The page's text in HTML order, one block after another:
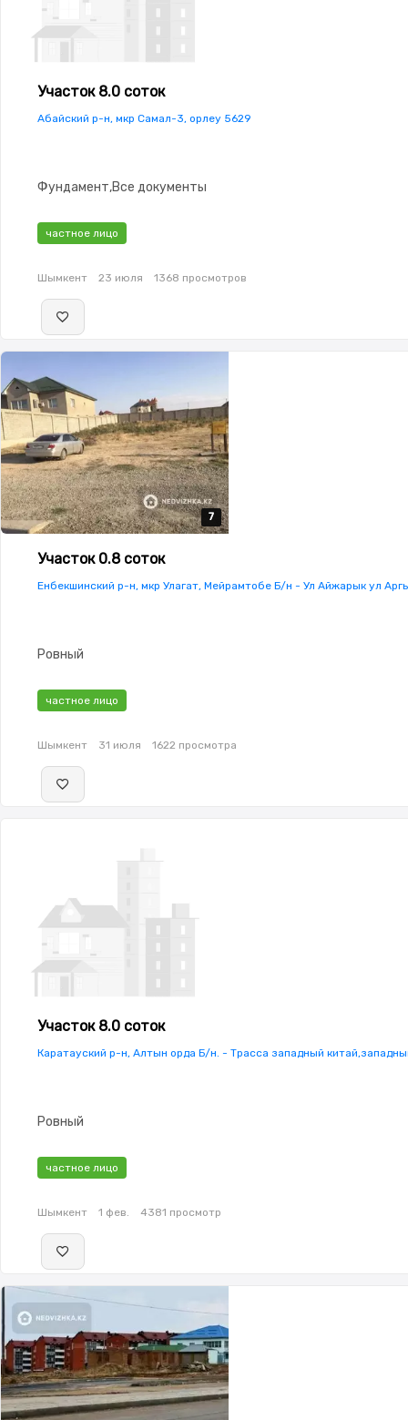
Участок 8.0 соток
Абайский р-н, мкр Самал-3, орлеу 5629
Фундамент,Все документы
частное лицо
Шымкент 23 июля 1368 просмотров
7
7
7
7
7
Участок 0.8 соток
Енбекшинский р-н, мкр Улагат, Мейрамтобе Б/н - Ул Айжарык ул
Ровный
частное лицо
Шымкент 31 июля 1622 просмотра
Участок 8.0 соток
Каратауский р-н, Алтын орда Б/н. - Трасса западный
Ровный
частное лицо
Шымкент 1 фев. 4381 просмотр